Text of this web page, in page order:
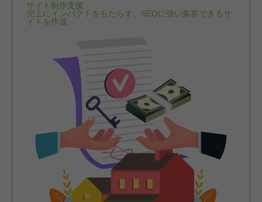
サイト制作支援
売上にインパクトをもたらす、SEOに強い集客できるサ
イトを作成